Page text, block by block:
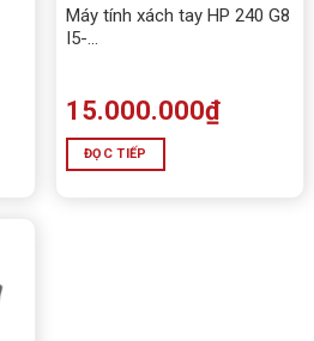
Máy tính xách tay HP 240 G8
I5-
15.000.000₫
ĐỌC TIẾP